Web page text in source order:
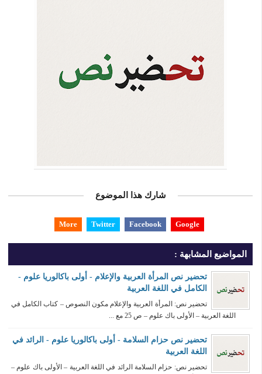
شارك هذا الموضوع
Google
Facebook
Twitter
More
المواضيع المشابهة :
تحضير نص المرأة العربية والإعلام - أولى باكالوريا علوم -
الكامل في اللغة العربية
تحضير نص: المرأة العربية والإعلام مكون النصوص – كتاب الكامل في
اللغة العربية – الأولى باك علوم – ص 25 مع ...
تحضير نص حزام السلامة - أولى باكالوريا علوم - الرائد في
اللغة العربية
تحضير نص: حزام السلامة الرائد في اللغة العربية – الأولى باك علوم –